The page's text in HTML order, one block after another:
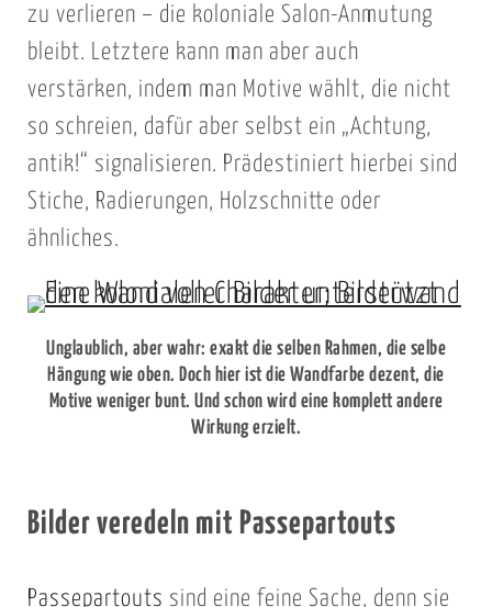
zu verlieren – die koloniale Salon-Anmutung
bleibt. Letztere kann man aber auch
verstärken, indem man Motive wählt, die nicht
so schreien, dafür aber selbst ein „Achtung,
antik!“ signalisieren. Prädestiniert hierbei sind
Stiche, Radierungen, Holzschnitte oder
ähnliches.
Unglaublich, aber wahr: exakt die selben Rahmen, die selbe
Hängung wie oben. Doch hier ist die Wandfarbe dezent, die
Motive weniger bunt. Und schon wird eine komplett andere
Wirkung erzielt.
Bilder veredeln mit Passepartouts
Passepartouts sind eine feine Sache, denn sie